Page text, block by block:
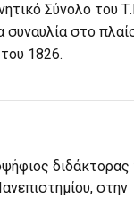
Σύνολο του
στο
1826.
διδάκτορας
στην